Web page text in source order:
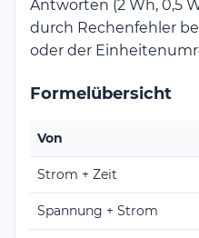
Antworten (2 Wh, 0,5
durch Rechenfehler
oder der
Formelübersicht
Von
Strom + Zeit
Spannung + Strom